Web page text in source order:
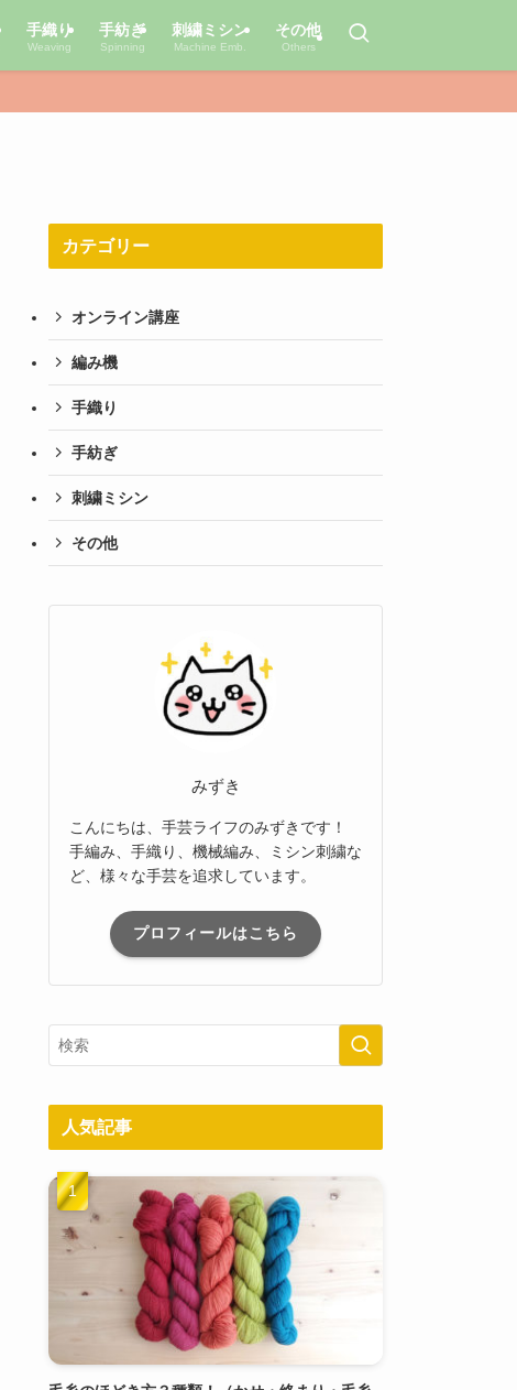
手織り
Weaving
手紡ぎ
Spinning
刺繍ミシン
Machine Emb.
その他
Others
カテゴリー
オンライン講座
編み機
手織り
手紡ぎ
刺繍ミシン
その他
みずき
こんにちは、手芸ライフのみずきです！
手編み、手織り、機械編み、ミシン刺繍な
ど、様々な手芸を追求しています。
プロフィールはこちら
人気記事